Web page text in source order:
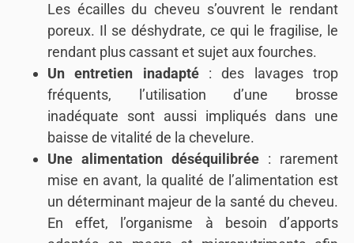
Les écailles du cheveu s’ouvrent le rendant
poreux. Il se déshydrate, ce qui le fragilise, le
rendant plus cassant et sujet aux fourches.
Un entretien inadapté: des lavages trop
fréquents, l’utilisation d’une brosse
inadéquate sont aussi impliqués dans une
baisse de vitalité de la chevelure.
Une alimentation déséquilibrée : rarement
mise en avant, la qualité de l’alimentation est
un déterminant majeur de la santé du cheveu.
En effet, l’organisme à besoin d’apports